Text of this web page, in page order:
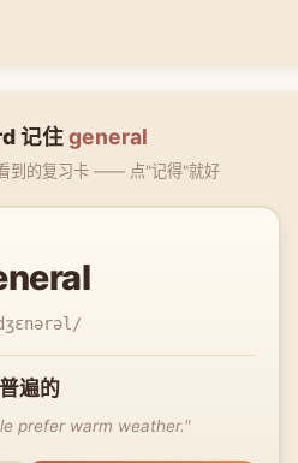
记住general
到的复习卡 —— 点"记得"就好
普遍的
prefer warm weather."